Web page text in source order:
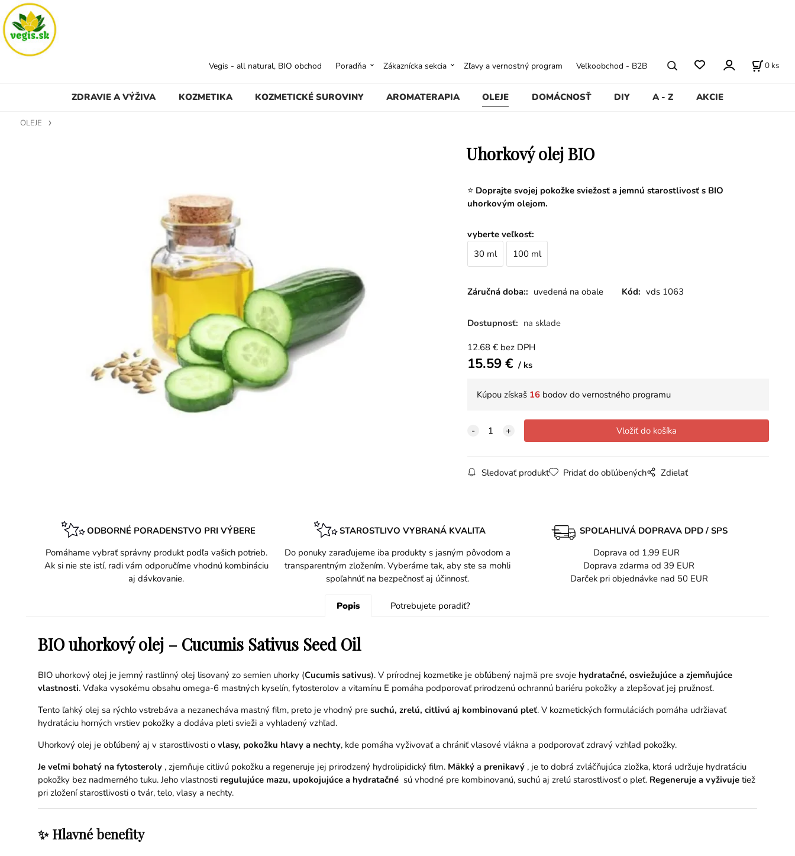
ZDRAVIE A VÝŽIVA KOZMETIKA KOZMETICKÉ SUROVINY AROMATERAPIA OLEJE DOMÁCNOSŤ DIY A - Z AKCIE
Vegis - all natural, BIO obchod Poradňa Zákaznícka sekcia Zľavy a vernostný program Veľkoobchod - B2B 0 ks
OLEJE
Uhorkový olej BIO
⭐ Doprajte svojej pokožke sviežosť a jemnú starostlivosť s BIO
uhorkovým olejom.
vyberte veľkosť:
30 ml
100 ml
Záručná doba:: uvedená na obale Kód: vds 1063
Dostupnosť: na sklade
12.68€ bez DPH
15.59€ ks
Kúpou získaš 16bodov do vernostného programu
Sledovať produkt Pridať do obľúbených Zdielať
ODBORNÉ PORADENSTVO PRI VÝBERE
Pomáhame vybrať správny produkt podľa vašich potrieb.
Ak si nie ste istí, radi vám odporučíme vhodnú kombináciu
aj dávkovanie.
STAROSTLIVO VYBRANÁ KVALITA
Do ponuky zaraďujeme iba produkty s jasným pôvodom a
transparentným zložením. Vyberáme tak, aby ste sa mohli
spoľahnúť na bezpečnosť aj účinnosť.
SPOĽAHLIVÁ DOPRAVA DPD / SPS
Doprava od 1,99 EUR
Doprava zdarma od 39 EUR
Darček pri objednávke nad 50 EUR
Popis Potrebujete poradiť?
BIO uhorkový olej – Cucumis Sativus Seed Oil
BIO uhorkový olej je jemný rastlinný olej lisovaný zo semien uhorky (Cucumis sativus). V prírodnej kozmetike je obľúbený najmä pre svoje hydratačné, osviežujúce a zjemňujúce
vlastnosti. Vďaka vysokému obsahu omega-6 mastných kyselín, fytosterolov a vitamínu E pomáha podporovať prirodzenú ochrannú bariéru pokožky a zlepšovať jej pružnosť.
Tento ľahký olej sa rýchlo vstrebáva a nezanecháva mastný film, preto je vhodný pre suchú, zrelú, citlivú aj kombinovanú pleť. V kozmetických formuláciách pomáha udržiavať
hydratáciu horných vrstiev pokožky a dodáva pleti svieži a vyhladený vzhľad.
Uhorkový olej je obľúbený aj v starostlivosti o vlasy, pokožku hlavy a nechty, kde pomáha vyživovať a chrániť vlasové vlákna a podporovať zdravý vzhľad pokožky.
Je veľmi bohatý na fytosteroly, zjemňuje citlivú pokožku a regeneruje jej prirodzený hydrolipidický film. Mäkkýa prenikavý, je to dobrá zvláčňujúca zložka, ktorá udržuje hydratáciu
pokožky bez nadmerného tuku. Jeho vlastnostiregulujúce mazu, upokojujúce a hydratačnésú vhodné pre kombinovanú, suchú aj zrelú starostlivosť o pleť. Regeneruje a vyživujetiež
pri zložení starostlivosti o tvár, telo, vlasy a nechty.
✨ Hlavné benefity